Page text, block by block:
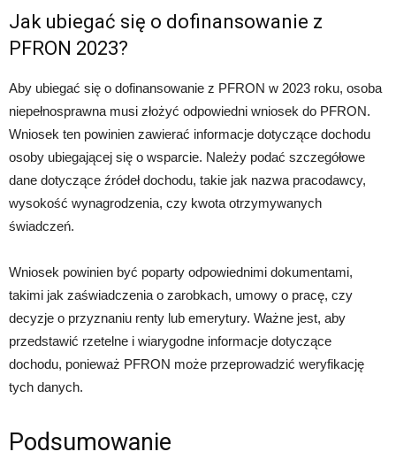
Jak ubiegać się o dofinansowanie z
PFRON 2023?
Aby ubiegać się o dofinansowanie z PFRON w 2023 roku, osoba
niepełnosprawna musi złożyć odpowiedni wniosek do PFRON.
Wniosek ten powinien zawierać informacje dotyczące dochodu
osoby ubiegającej się o wsparcie. Należy podać szczegółowe
dane dotyczące źródeł dochodu, takie jak nazwa pracodawcy,
wysokość wynagrodzenia, czy kwota otrzymywanych
świadczeń.
Wniosek powinien być poparty odpowiednimi dokumentami,
takimi jak zaświadczenia o zarobkach, umowy o pracę, czy
decyzje o przyznaniu renty lub emerytury. Ważne jest, aby
przedstawić rzetelne i wiarygodne informacje dotyczące
dochodu, ponieważ PFRON może przeprowadzić weryfikację
tych danych.
Podsumowanie